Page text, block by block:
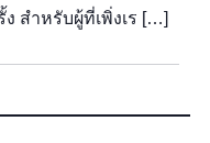
สำหรับผู้ที่เพิ่งเร […]